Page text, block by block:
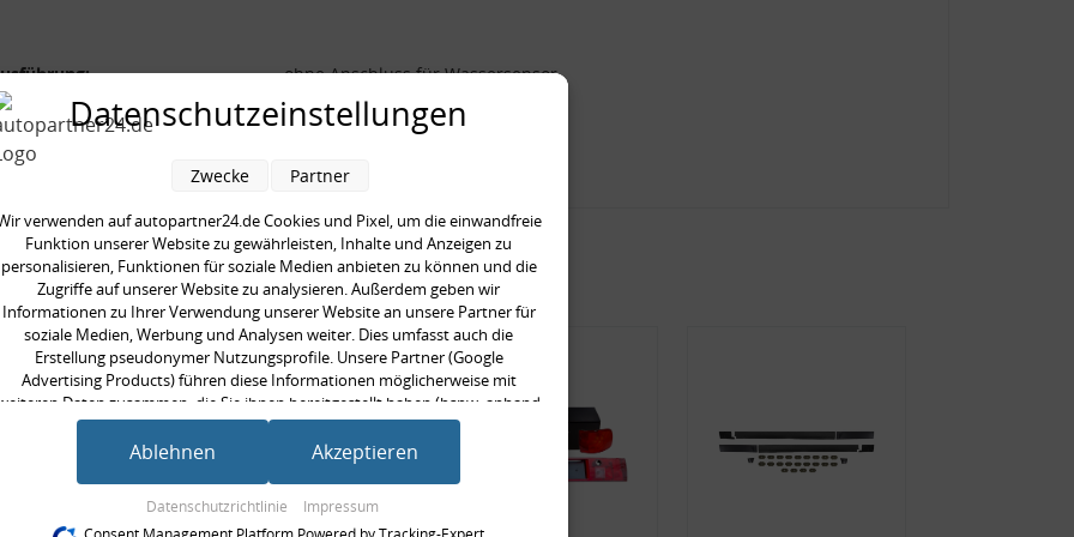
ohne Anschluss für Wassersensor
[mm]:
93 mm
kauften auch
Datenschutzeinstellungen
verwenden auf autopartner24.de Cookies und Pixel, um die einwandfreie
Funktion unserer Website zu gewährleisten, Inhalte und Anzeigen zu
personalisieren, Funktionen für soziale Medien anbieten zu können und die
Zugriffe auf unserer Website zu analysieren. Außerdem geben wir
Informationen zu Ihrer Verwendung unserer Website an unsere Partner für
soziale Medien, Werbung und Analysen weiter. Dies umfasst auch die
Erstellung pseudonymer Nutzungsprofile. Unsere Partner (Google
Advertising Products) führen diese Informationen möglicherweise mit
Daten zusammen, die Sie ihnen bereitgestellt haben (bspw. anhand
eines persönlichen Accounts) oder welche sie im Rahmen Ihrer Nutzung der
Dienste gesammelt haben (bspw. Nutzungsdaten anderer Geräte). Ihre
Einwilligung zur Nutzung von Cookies und Pixeln können Sie jederzeit
dort die entsprechenden Anpassungen vornehmen.
Datenschutzrichtlinie Impressum
Zwecke Partner
Ablehnen Akzeptieren